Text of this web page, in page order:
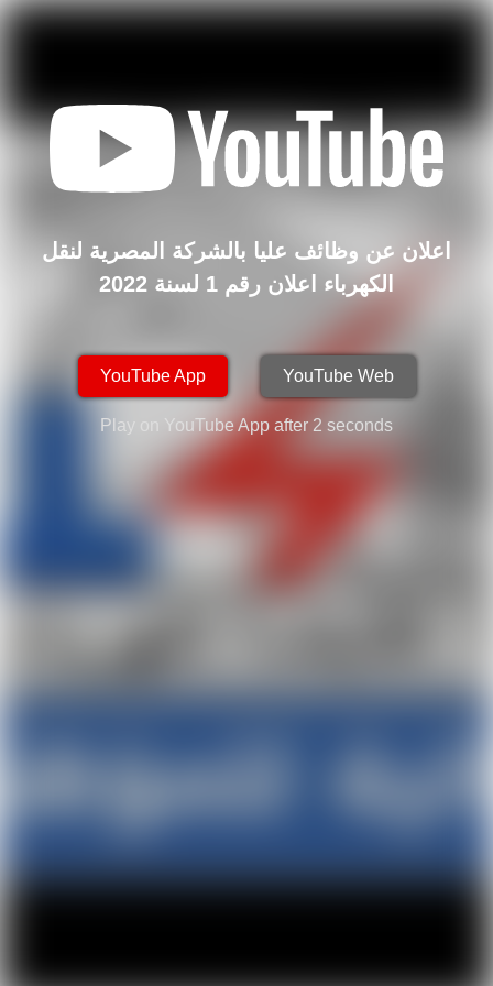
اعلان عن وظائف عليا بالشركة المصرية لنقل
الكهرباء اعلان رقم 1 لسنة 2022
YouTube App YouTube Web
Play on YouTube App after 2 seconds